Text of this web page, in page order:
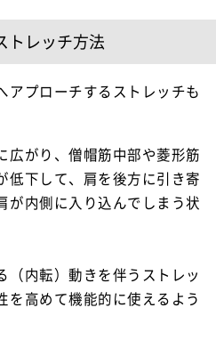
トレッチ方法
アプローチするストレッチも
広がり、僧帽筋中部や菱形筋
低下して、肩を後方に引き寄
が内側に入り込んでしまう状
（内転）動きを伴うストレッ
を高めて機能的に使えるよう